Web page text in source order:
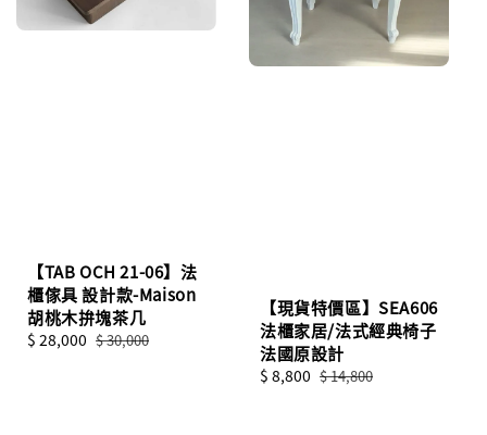
【TAB OCH 21-06】法
櫃傢具 設計款-Maison
胡桃木拚塊茶几
Sale
$ 28,000 Regular
$ 30,000
【現貨特價區】SEA606
法櫃家居/法式經典椅子
法國原設計
Sale
$ 8,800 Regular
$ 14,800